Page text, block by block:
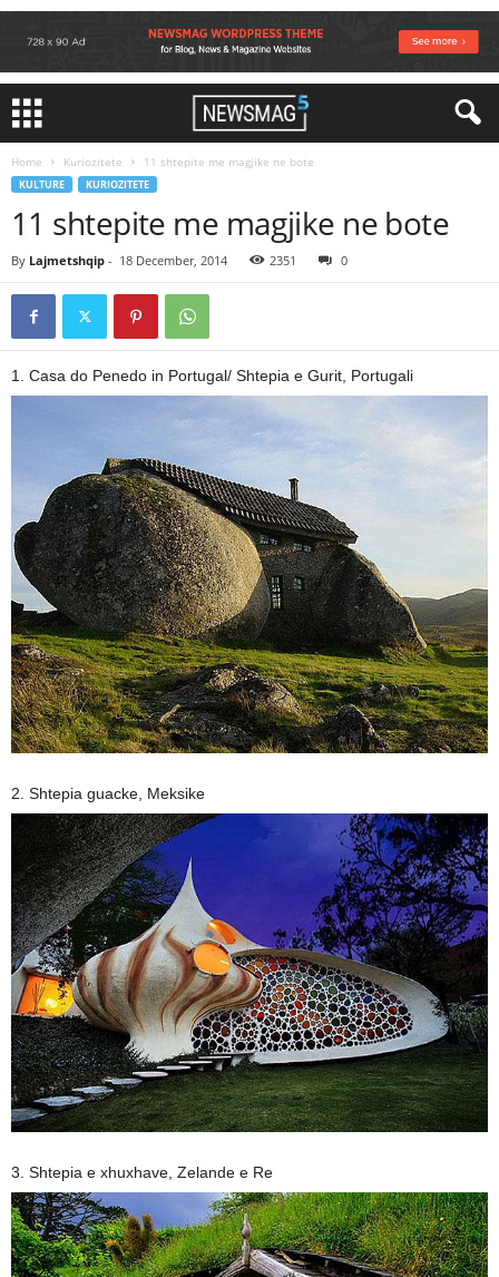
Home Kuriozitete 11 shtepite me magjike ne bote
KULTURE KURIOZITETE
11 shtepite me magjike ne bote
By Lajmetshqip - 18 December, 2014 2351 0
1. Casa do Penedo in Portugal/ Shtepia e Gurit, Portugali
2. Shtepia guacke, Meksike
3. Shtepia e xhuxhave, Zelande e Re